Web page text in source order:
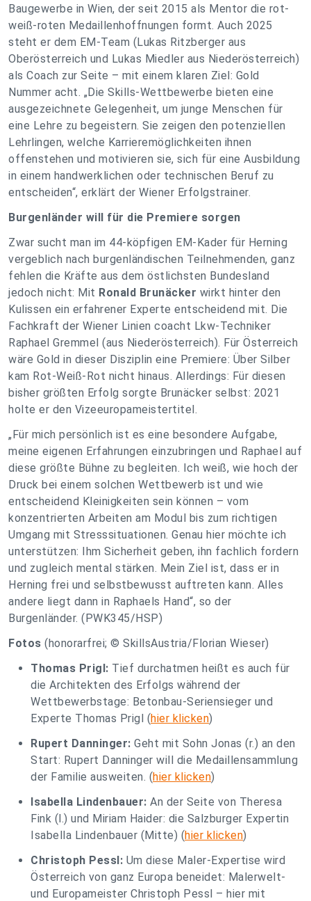
Baugewerbe in Wien, der seit 2015 als Mentor die rot-
weiß-roten Medaillenhoffnungen formt. Auch 2025
steht er dem EM-Team (Lukas Ritzberger aus
Oberösterreich und Lukas Miedler aus Niederösterreich)
als Coach zur Seite – mit einem klaren Ziel: Gold
Nummer acht. „Die Skills-Wettbewerbe bieten eine
ausgezeichnete Gelegenheit, um junge Menschen für
eine Lehre zu begeistern. Sie zeigen den potenziellen
Lehrlingen, welche Karrieremöglichkeiten ihnen
offenstehen und motivieren sie, sich für eine Ausbildung
in einem handwerklichen oder technischen Beruf zu
entscheiden“, erklärt der Wiener Erfolgstrainer.
Burgenländer will für die Premiere sorgen
Zwar sucht man im 44-köpfigen EM-Kader für Herning
vergeblich nach burgenländischen Teilnehmenden, ganz
fehlen die Kräfte aus dem östlichsten Bundesland
jedoch nicht: Mit Ronald Brunäcker wirkt hinter den
Kulissen ein erfahrener Experte entscheidend mit. Die
Fachkraft der Wiener Linien coacht Lkw-Techniker
Raphael Gremmel (aus Niederösterreich). Für Österreich
wäre Gold in dieser Disziplin eine Premiere: Über Silber
kam Rot-Weiß-Rot nicht hinaus. Allerdings: Für diesen
bisher größten Erfolg sorgte Brunäcker selbst: 2021
holte er den Vizeeuropameistertitel.
„Für mich persönlich ist es eine besondere Aufgabe,
meine eigenen Erfahrungen einzubringen und Raphael auf
diese größte Bühne zu begleiten. Ich weiß, wie hoch der
Druck bei einem solchen Wettbewerb ist und wie
entscheidend Kleinigkeiten sein können – vom
konzentrierten Arbeiten am Modul bis zum richtigen
Umgang mit Stresssituationen. Genau hier möchte ich
unterstützen: Ihm Sicherheit geben, ihn fachlich fordern
und zugleich mental stärken. Mein Ziel ist, dass er in
Herning frei und selbstbewusst auftreten kann. Alles
andere liegt dann in Raphaels Hand“, so der
Burgenländer. (PWK345/HSP)
Fotos (honorarfrei; © SkillsAustria/Florian Wieser)
Thomas Prigl: Tief durchatmen heißt es auch für
die Architekten des Erfolgs während der
Wettbewerbstage: Betonbau-Seriensieger und
Experte Thomas Prigl (hier klicken)
Rupert Danninger: Geht mit Sohn Jonas (r.) an den
Start: Rupert Danninger will die Medaillensammlung
der Familie ausweiten. (hier klicken)
Isabella Lindenbauer: An der Seite von Theresa
Fink (l.) und Miriam Haider: die Salzburger Expertin
Isabella Lindenbauer (Mitte) (hier klicken)
Christoph Pessl: Um diese Maler-Expertise wird
Österreich von ganz Europa beneidet: Malerwelt-
und Europameister Christoph Pessl – hier mit